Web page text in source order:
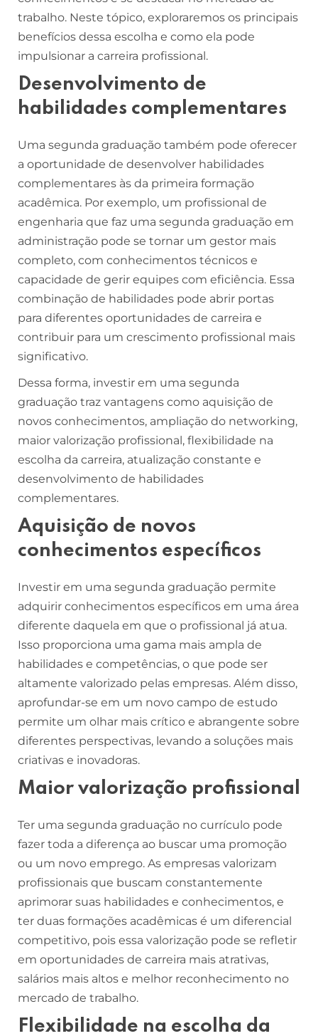
trabalho. Neste tópico, exploraremos os principais
benefícios dessa escolha e como ela pode
impulsionar a carreira profissional.
Desenvolvimento de
habilidades complementares
Uma segunda graduação também pode oferecer
a oportunidade de desenvolver habilidades
complementares às da primeira formação
acadêmica. Por exemplo, um profissional de
engenharia que faz uma segunda graduação em
administração pode se tornar um gestor mais
completo, com conhecimentos técnicos e
capacidade de gerir equipes com eficiência. Essa
combinação de habilidades pode abrir portas
para diferentes oportunidades de carreira e
contribuir para um crescimento profissional mais
significativo.
Dessa forma, investir em uma segunda
graduação traz vantagens como aquisição de
novos conhecimentos, ampliação do networking,
maior valorização profissional, flexibilidade na
escolha da carreira, atualização constante e
desenvolvimento de habilidades
complementares.
Aquisição de novos
conhecimentos específicos
Investir em uma segunda graduação permite
adquirir conhecimentos específicos em uma área
diferente daquela em que o profissional já atua.
Isso proporciona uma gama mais ampla de
habilidades e competências, o que pode ser
altamente valorizado pelas empresas. Além disso,
aprofundar-se em um novo campo de estudo
permite um olhar mais crítico e abrangente sobre
diferentes perspectivas, levando a soluções mais
criativas e inovadoras.
Maior valorização profissional
Ter uma segunda graduação no currículo pode
fazer toda a diferença ao buscar uma promoção
ou um novo emprego. As empresas valorizam
profissionais que buscam constantemente
aprimorar suas habilidades e conhecimentos, e
ter duas formações acadêmicas é um diferencial
competitivo, pois essa valorização pode se refletir
em oportunidades de carreira mais atrativas,
salários mais altos e melhor reconhecimento no
mercado de trabalho.
Flexibilidade na escolha da